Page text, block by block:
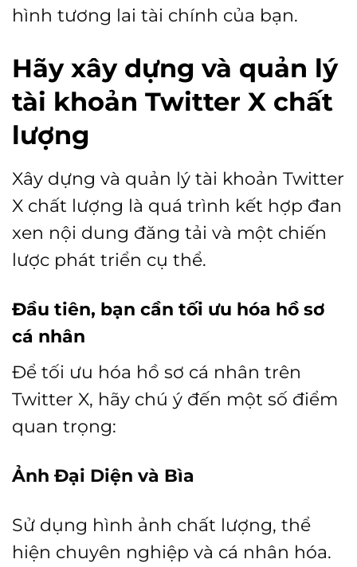
hình tương lai tài chính của bạn.
Hãy xây dựng và quản lý
tài khoản Twitter X chất
lượng
Xây dựng và quản lý tài khoản Twitter
X chất lượng là quá trình kết hợp đan
xen nội dung đăng tải và một chiến
lược phát triển cụ thể.
Đầu tiên, bạn cần tối ưu hóa hồ sơ
cá nhân
Để tối ưu hóa hồ sơ cá nhân trên
Twitter X, hãy chú ý đến một số điểm
quan trọng:
Ảnh Đại Diện và Bìa
Sử dụng hình ảnh chất lượng, thể
hiện chuyên nghiệp và cá nhân hóa.